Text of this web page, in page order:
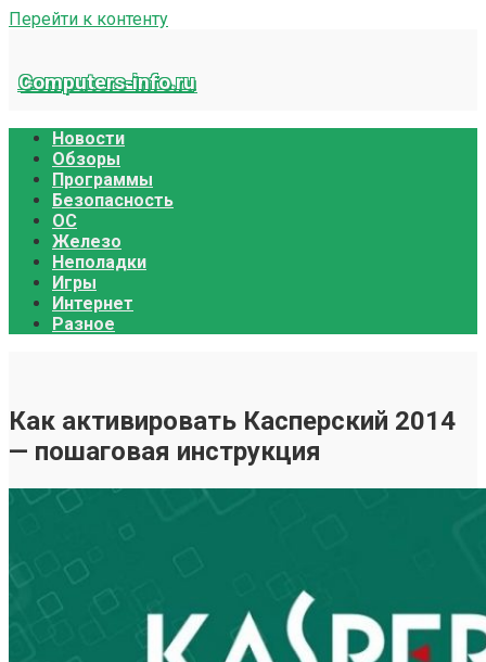
Перейти к контенту
Computers-info.ru
Новости
Обзоры
Программы
Безопасность
ОС
Железо
Неполадки
Игры
Интернет
Разное
Как активировать Касперский 2014
— пошаговая инструкция